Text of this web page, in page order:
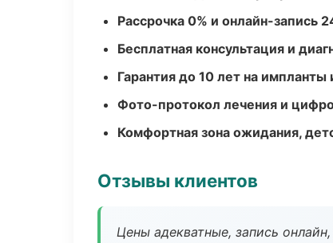
Рассрочка 0% и онлайн-запись
Бесплатная консультация и
Гарантия до 10 лет на
Фото-протокол лечения и
Комфортная зона ожидания,
Отзывы клиентов
Цены адекватные, запись